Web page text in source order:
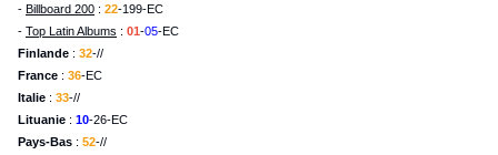
- Billboard 200 : 22-199-EC
- Top Latin Albums : 01-05-EC
Finlande : 32-//
France : 36-EC
Italie : 33-//
Lituanie : 10-26-EC
Pays-Bas : 52-//